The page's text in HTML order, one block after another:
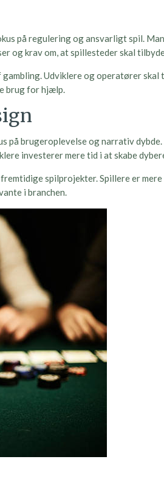
på regulering og ansvarligt spil.
og krav om, at spillesteder skal
Udviklere og operatører
brug for hjælp.
brugeroplevelse og narrativ
investerer mere tid i at skabe
spilprojekter. Spillere er
i branchen.